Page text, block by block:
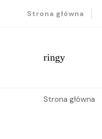
Strona główna
ringy
Strona główna